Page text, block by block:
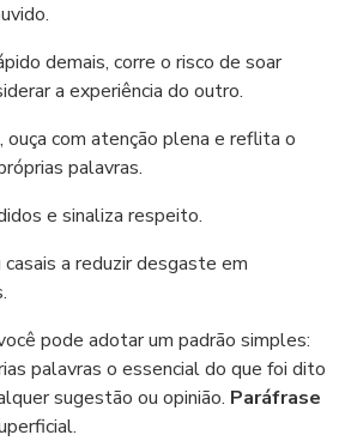
demais, corre o risco de soar
a experiência do outro.
ouça com atenção plena e reflita o
palavras.
e sinaliza respeito.
casais a reduzir desgaste em
pode adotar um padrão simples:
palavras o essencial do que foi dito
sugestão ou opinião. Paráfrase